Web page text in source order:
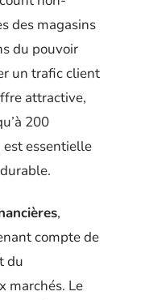
des magasins
du pouvoir
un trafic client
attractive,
200
essentielle
,
compte de
du
marchés. Le